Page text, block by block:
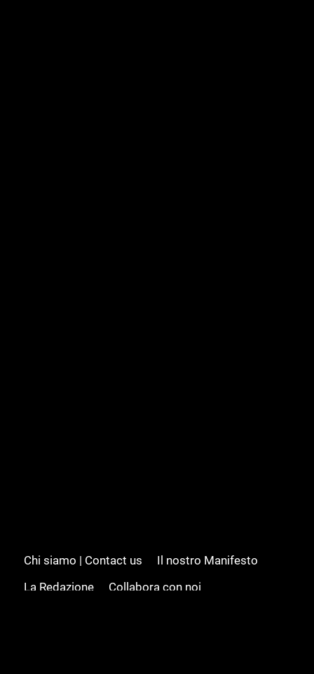
Chi siamo | Contact us
Il nostro Manifesto
La Redazione
Collabora con noi